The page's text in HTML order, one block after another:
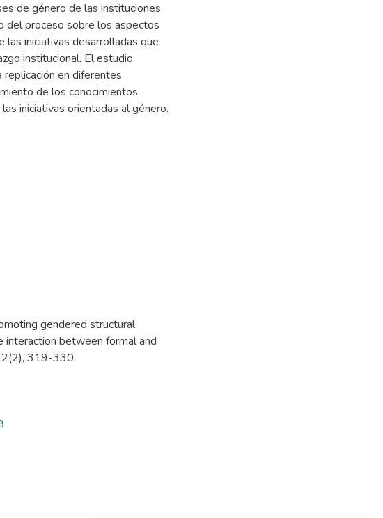
de género de las instituciones,
del proceso sobre los aspectos
iniciativas desarrolladas que
institucional. El estudio
en diferentes
de los conocimientos
iniciativas orientadas al género.
gendered structural
interaction between formal and
319-330.